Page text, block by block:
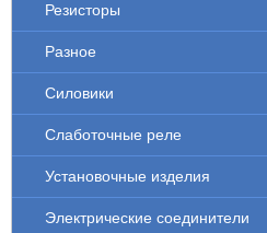
Резисторы
Разное
Силовики
Слаботочные реле
Установочные изделия
Электрические соединители